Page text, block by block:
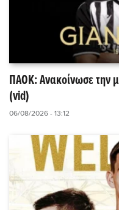
ΠΑΟΚ: Ανακοίνωσε την
(vid)
06/08/2026 - 13:12